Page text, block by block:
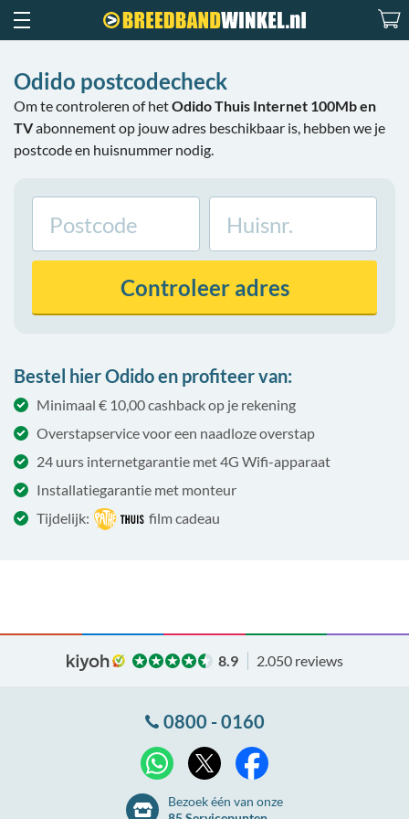
Odido postcodecheck
Om te controleren of hetOdido Thuis Internet 100Mb en
TVabonnement op jouw adres beschikbaar is, hebben we je
postcode en huisnummer nodig.
Controleeradres
Bestel hier Odido en profiteer van:
Minimaal € 10,00 cashback op je rekening
Overstapservice voor een naadloze overstap
24 uurs internetgarantie met 4G Wifi-apparaat
Installatiegarantie met monteur
Tijdelijk:
film cadeau
8.9 2.050 reviews
0800 - 0160
WhatsApp
Bezoek één van onze